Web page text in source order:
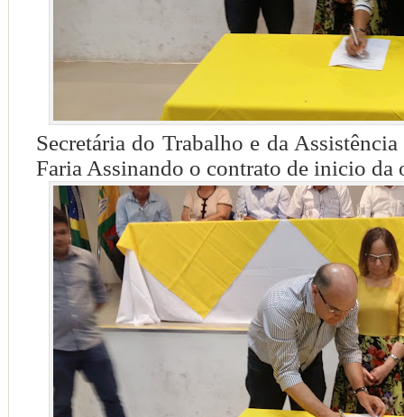
Secretária do Trabalho e da
Faria Assinando o contrato de inicio da